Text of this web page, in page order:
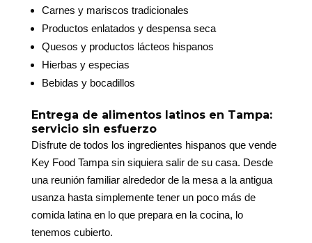
Carnes y mariscos tradicionales
Productos enlatados y despensa seca
Quesos y productos lácteos hispanos
Hierbas y especias
Bebidas y bocadillos
Entrega de alimentos latinos en Tampa:
servicio sin esfuerzo
Disfrute de todos los ingredientes hispanos que vende
Key Food Tampa sin siquiera salir de su casa. Desde
una reunión familiar alrededor de la mesa a la antigua
usanza hasta simplemente tener un poco más de
comida latina en lo que prepara en la cocina, lo
tenemos cubierto.